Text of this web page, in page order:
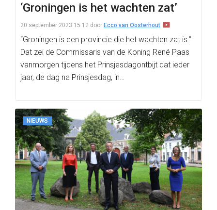
‘Groningen is het wachten zat’
20 september 2023 15:12 door Ecco van Oosterhout
“Groningen is een provincie die het wachten zat is.”
Dat zei de Commissaris van de Koning René Paas
vanmorgen tijdens het Prinsjesdagontbijt dat ieder
jaar, de dag na Prinsjesdag, in…
NIEUWS